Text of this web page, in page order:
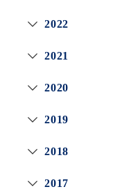
2022
2021
2020
2019
2018
2017